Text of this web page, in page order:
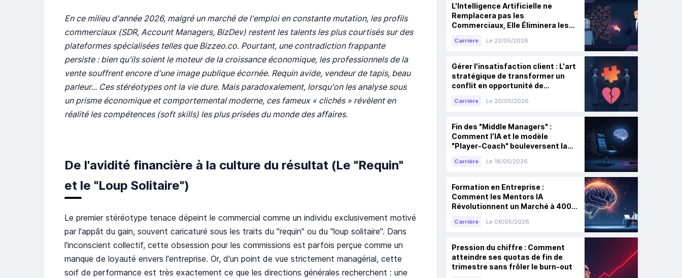
En ce milieu d'année 2026, malgré un marché de l'emploi en constante mutation, les profils
commerciaux (SDR, Account Managers, BizDev) restent les talents les plus courtisés sur des
plateformes spécialisées telles que Bizzeo.co. Pourtant, une contradiction frappante
persiste : bien qu'ils soient le moteur de la croissance économique, les professionnels de la
vente souffrent encore d'une image publique écornée. Requin avide, vendeur de tapis, beau
parleur... Ces stéréotypes ont la vie dure. Mais paradoxalement, lorsqu'on les analyse sous
un prisme économique et comportemental moderne, ces fameux « clichés » révèlent en
réalité les compétences (soft skills) les plus prisées du monde des affaires.
De l'avidité financière à la culture du résultat (Le "Requin"
et le "Loup Solitaire")
Le premier stéréotype tenace dépeint le commercial comme un individu exclusivement motivé
par l'appât du gain, souvent caricaturé sous les traits du "requin" ou du "loup solitaire". Dans
l'inconscient collectif, cette obsession pour les commissions est parfois perçue comme un
manque de loyauté envers l'entreprise. Or, d'un point de vue strictement managérial, cette
soif de performance est très exactement ce que les directions générales recherchent : une
L'Intelligence Artificielle ne
Remplacera pas les
Commerciaux, Elle Éliminera les
Carrière Le 22/05/2026
Gérer l'insatisfaction client : L'art
stratégique de transformer un
conflit en opportunité de
Carrière Le 20/05/2026
Fin des "Middle Managers" :
Comment l’IA et le modèle
"Player-Coach" bouleversent la
Carrière Le 18/05/2026
Formation en Entreprise :
Comment les Mentors IA
Révolutionnent un Marché à 400
Carrière Le 06/05/2026
Pression du chiffre : Comment
atteindre ses quotas de fin de
trimestre sans frôler le burn-out